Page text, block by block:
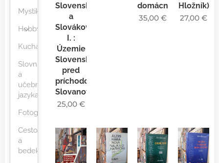
Mystika
Hobby
Kuchárky
Slovníky
a
učebnice
jazyka
Fotografia
Cestopisy
a
bedekre
Slovenska
a
Slovákov
I. :
Územie
Slovenska
pred
príchodom
Slovanov
25,00€
domácnosť
35,00 €
Hložník)
27,00 €